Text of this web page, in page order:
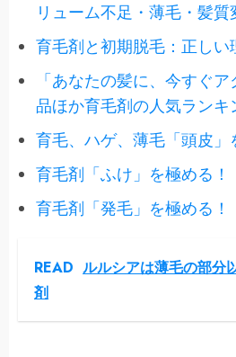
リューム不足・薄毛・髪
育毛剤と初期脱毛：正しい
「あなたの髪に、今すぐ
品ほか育毛剤の人気ランキ
育毛、ハゲ、薄毛「頭皮」
育毛剤「ふけ」を極める！
育毛剤「発毛」を極める！
READ ルルシアは薄毛の部分
剤